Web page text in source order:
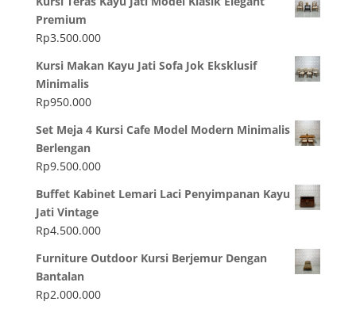
Premium
Rp3.500.000
Kursi Makan Kayu Jati Sofa Jok Eksklusif
Minimalis
Rp950.000
Set Meja 4 Kursi Cafe Model Modern Minimalis
Berlengan
Rp9.500.000
Buffet Kabinet Lemari Laci Penyimpanan Kayu
Jati Vintage
Rp4.500.000
Furniture Outdoor Kursi Berjemur Dengan
Bantalan
Rp2.000.000